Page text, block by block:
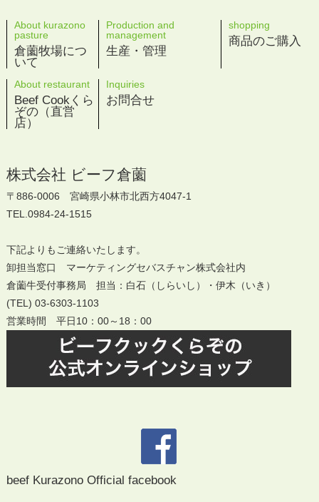
About kurazono
pasture
倉薗牧場につ
いて
Production and
management
生産・管理
shopping
商品のご購入
About restaurant
Beef Cookくら
ぞの（直営
店）
Inquiries
お問合せ
株式会社 ビーフ倉薗
〒886-0006 宮崎県小林市北西方4047-1
TEL.0984-24-1515
下記よりもご連絡いたします。
卸担当窓口 マーケティングセバスチャン株式会社内
倉薗牛受付事務局 担当：白石（しらいし）・伊木（いき）
(TEL) 03-6303-1103
営業時間 平日10：00～18：00
beef Kurazono Official facebook